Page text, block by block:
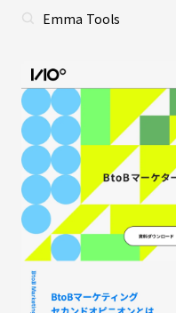
Emma Tools